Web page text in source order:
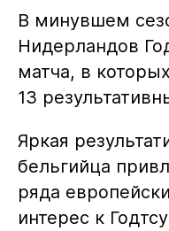
В минувшем
Нидерландов
матча, в
13
Яркая
бельгийца
ряда
интерес к